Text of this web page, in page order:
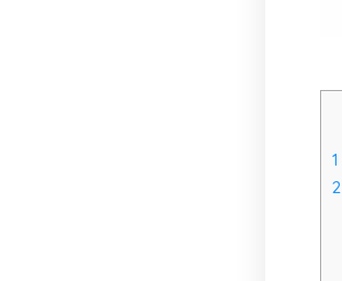
1
2